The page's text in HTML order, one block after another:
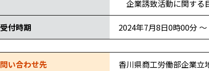
企業誘致活動に関する
受付時期 2024年7月8日0時00分
問い合わせ先 香川県商工労働部企業立